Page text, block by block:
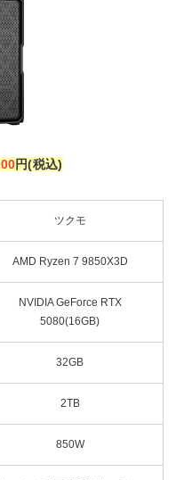
円(税込)
ツクモ
AMD Ryzen 7 9850X3D
NVIDIA GeForce RTX
5080(16GB)
32GB
2TB
850W